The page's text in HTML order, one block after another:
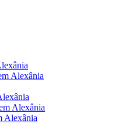
Alexânia
Alexânia
Alexânia